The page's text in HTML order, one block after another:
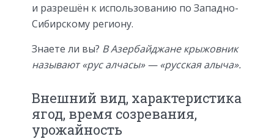
и разрешён к использованию по Западно-
Сибирскому региону.
Знаете ли вы? В Азербайджане крыжовник
называют «рус алчасы» — «русская алыча».
Внешний вид, характеристика
ягод, время созревания,
урожайность